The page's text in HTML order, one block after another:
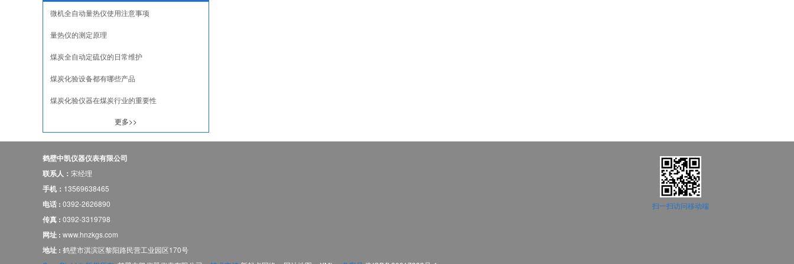
微机全自动量热仪使用注意事项
量热仪的测定原理
煤炭全自动定硫仪的日常维护
煤炭化验设备都有哪些产品
煤炭化验仪器在煤炭行业的重要性
更多>>
鹤壁中凯仪器仪表有限公司
联系人： 宋经理
手机： 13569638465
电话 : 0392-2626890
传真 : 0392-3319798
网址 : www.hnzkgs.com
地址 : 鹤壁市淇滨区黎阳路民营工业园区170号
扫一扫访问移动端